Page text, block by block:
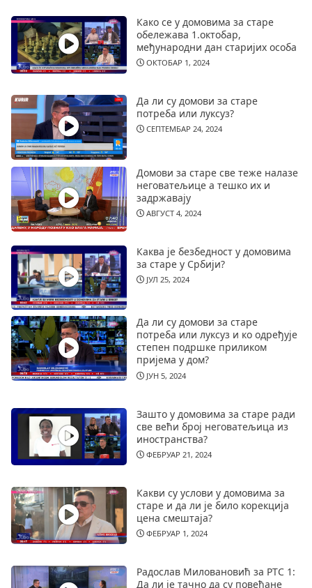
Како се у домовима за старе
обележава 1.октобар,
међународни дан старијих особа
ОКТОБАР 1, 2024
Да ли су домови за старе
потреба или луксуз?
СЕПТЕМБАР 24, 2024
Домови за старе све теже налазе
неговатељице а тешко их и
задржавају
АВГУСТ 4, 2024
Каква је безбедност у домовима
за старе у Србији?
ЈУЛ 25, 2024
Да ли су домови за старе
потреба или луксуз и ко одређује
степен подршке приликом
пријема у дом?
ЈУН 5, 2024
Зашто у домовима за старе ради
све већи број неговатељица из
иностранства?
ФЕБРУАР 21, 2024
Какви су услови у домовима за
старе и да ли је било корекција
цена смештаја?
ФЕБРУАР 1, 2024
Радослав Миловановић за РТС 1:
Да ли је тачно да су повећане